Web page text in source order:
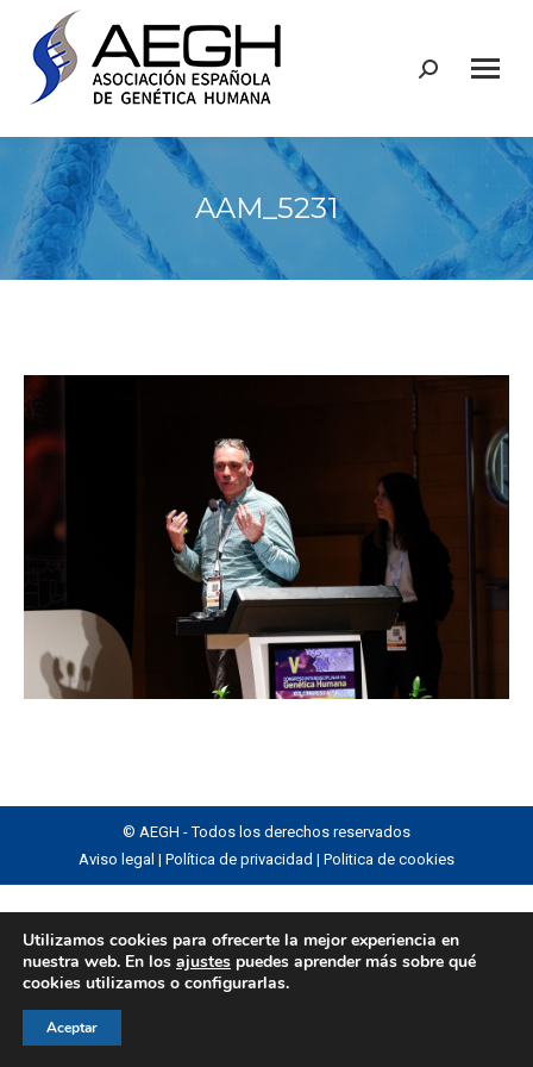
Buscar:
AAM_5231
© AEGH - Todos los derechos reservados
Aviso legal | Política de privacidad | Politica de cookies
Utilizamos cookies para ofrecerte la mejor experiencia en
nuestra web. En los ajustes puedes aprender más sobre qué
cookies utilizamos o configurarlas.
Aceptar